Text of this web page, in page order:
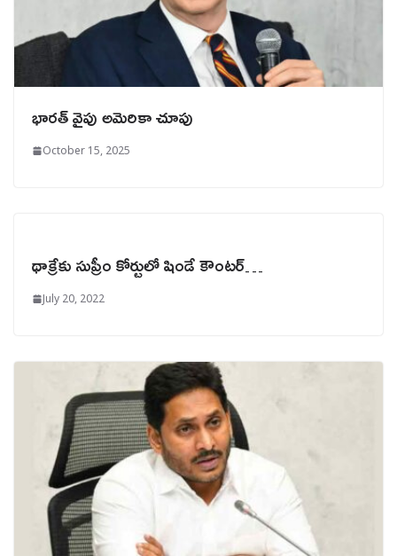
భారత్ వైపు అమెరికా చూపు
October 15, 2025
థాక్రేకు సుప్రీం కోర్టులో షిండే కౌంటర్…
July 20, 2022